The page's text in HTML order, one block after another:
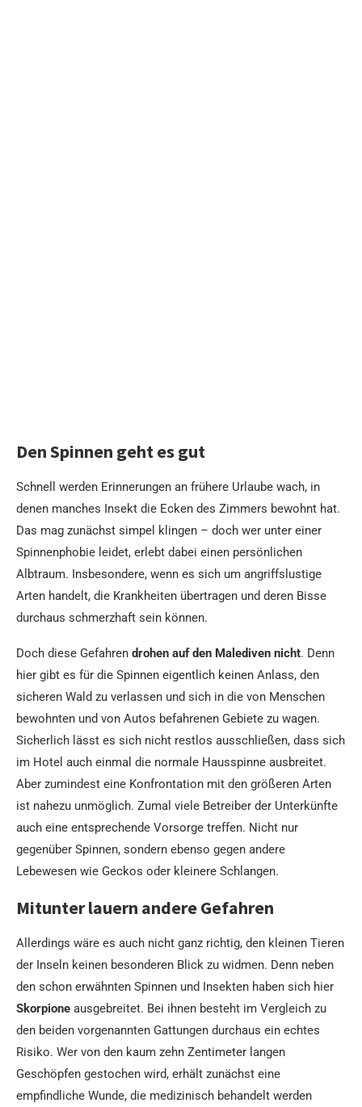
Den Spinnen geht es gut
Schnell werden Erinnerungen an frühere Urlaube wach, in
denen manches Insekt die Ecken des Zimmers bewohnt hat.
Das mag zunächst simpel klingen – doch wer unter einer
Spinnenphobie leidet, erlebt dabei einen persönlichen
Albtraum. Insbesondere, wenn es sich um angriffslustige
Arten handelt, die Krankheiten übertragen und deren Bisse
durchaus schmerzhaft sein können.
Doch diese Gefahren drohen auf den Malediven nicht. Denn
hier gibt es für die Spinnen eigentlich keinen Anlass, den
sicheren Wald zu verlassen und sich in die von Menschen
bewohnten und von Autos befahrenen Gebiete zu wagen.
Sicherlich lässt es sich nicht restlos ausschließen, dass sich
im Hotel auch einmal die normale Hausspinne ausbreitet.
Aber zumindest eine Konfrontation mit den größeren Arten
ist nahezu unmöglich. Zumal viele Betreiber der Unterkünfte
auch eine entsprechende Vorsorge treffen. Nicht nur
gegenüber Spinnen, sondern ebenso gegen andere
Lebewesen wie Geckos oder kleinere Schlangen.
Mitunter lauern andere Gefahren
Allerdings wäre es auch nicht ganz richtig, den kleinen Tieren
der Inseln keinen besonderen Blick zu widmen. Denn neben
den schon erwähnten Spinnen und Insekten haben sich hier
Skorpione ausgebreitet. Bei ihnen besteht im Vergleich zu
den beiden vorgenannten Gattungen durchaus ein echtes
Risiko. Wer von den kaum zehn Zentimeter langen
Geschöpfen gestochen wird, erhält zunächst eine
empfindliche Wunde, die medizinisch behandelt werden